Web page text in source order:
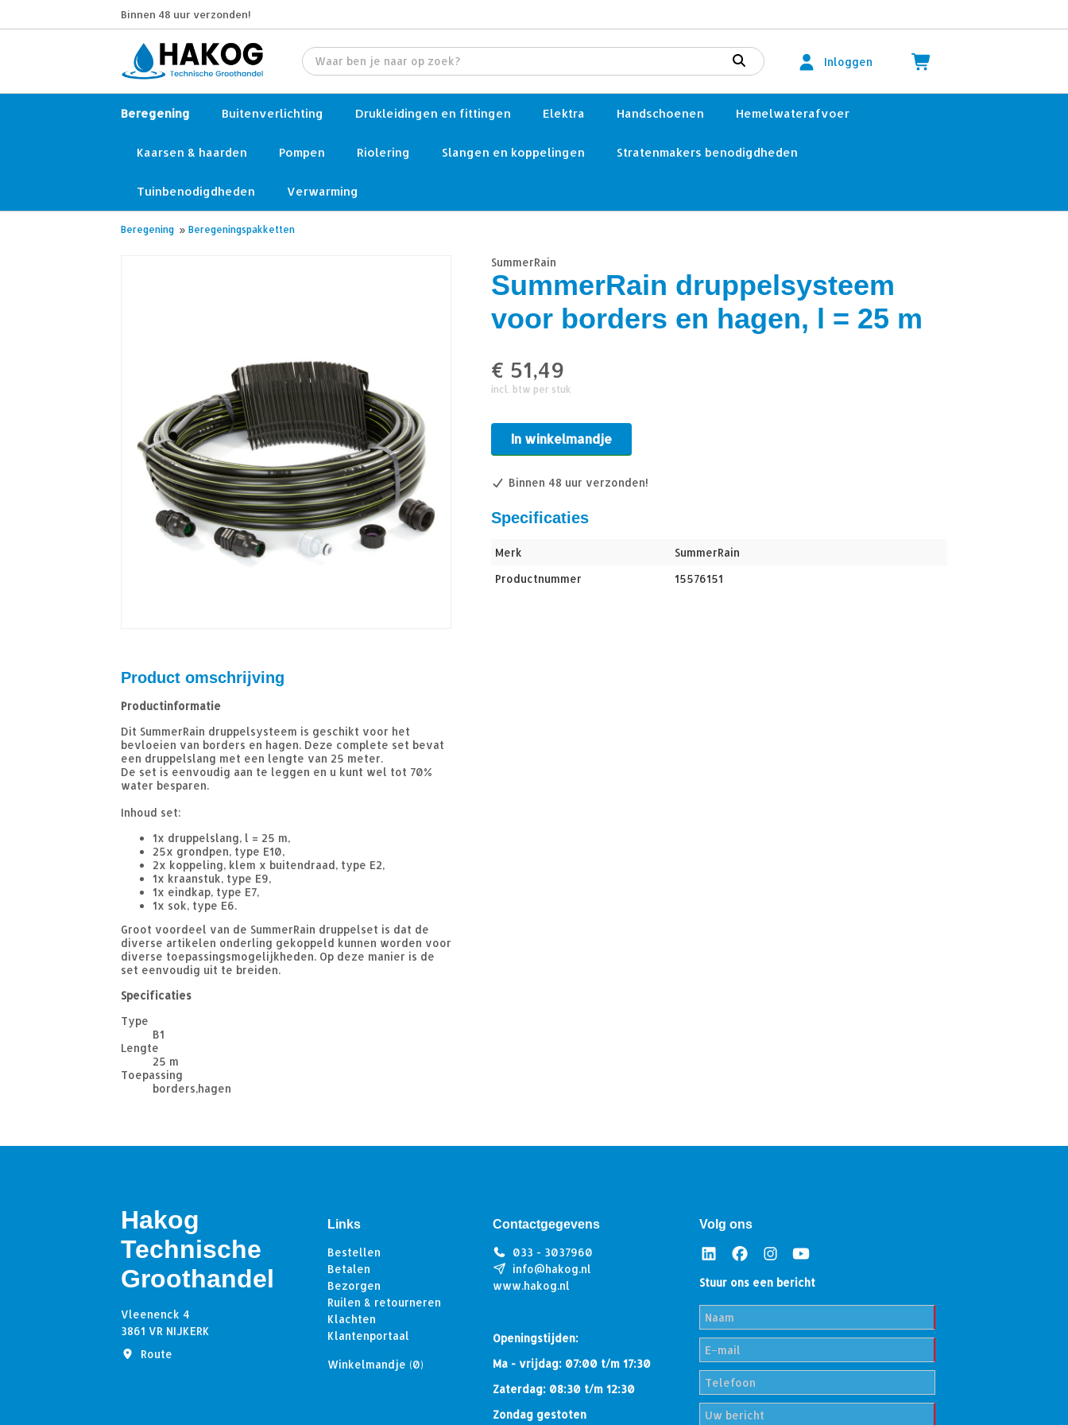
Binnen 48 uur verzonden!
Inloggen
Beregening Buitenverlichting Drukleidingen en fittingen Elektra Handschoenen Hemelwaterafvoer
Kaarsen & haarden Pompen Riolering Slangen en koppelingen Stratenmakers benodigdheden
Tuinbenodigdheden Verwarming
Beregening » Beregeningspakketten
Product omschrijving
Productinformatie
Dit SummerRain druppelsysteem is geschikt voor het
bevloeien van borders en hagen. Deze complete set bevat
een druppelslang met een lengte van 25 meter.
De set is eenvoudig aan te leggen en u kunt wel tot 70%
water besparen.
Inhoud set:
1x druppelslang, l = 25 m,
25x grondpen, type E10,
2x koppeling, klem x buitendraad, type E2,
1x kraanstuk, type E9,
1x eindkap, type E7,
1x sok, type E6.
Groot voordeel van de SummerRain druppelset is dat de
diverse artikelen onderling gekoppeld kunnen worden voor
diverse toepassingsmogelijkheden. Op deze manier is de
set eenvoudig uit te breiden.
Specificaties
Type
B1
Lengte
25 m
Toepassing
borders,hagen
SummerRain
SummerRain druppelsysteem
voor borders en hagen, l = 25 m
€ 51,49
incl. btw per stuk
In winkelmandje
Binnen 48 uur verzonden!
Specificaties
Merk
SummerRain
Productnummer
15576151
Hakog
Technische
Groothandel
Vleenenck 4
3861 VR NIJKERK
Route
Links
Bestellen
Betalen
Bezorgen
Ruilen & retourneren
Klachten
Klantenportaal
Winkelmandje (0)
Contactgegevens
033 - 3037960
info@hakog.nl
www.hakog.nl
Openingstijden:
Ma - vrijdag: 07:00 t/m 17:30
Zaterdag: 08:30 t/m 12:30
Zondag gestoten
Volg ons
Stuur ons een bericht